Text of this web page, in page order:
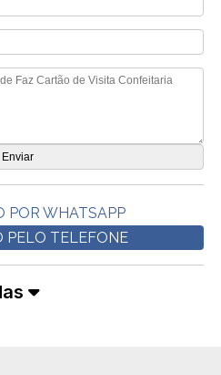
POR WHATSAPP
PELO TELEFONE